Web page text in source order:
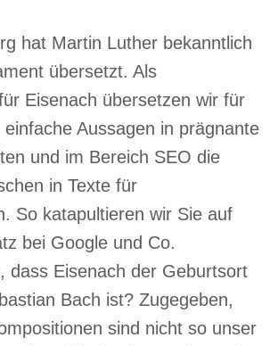
hat Martin Luther bekanntlich
übersetzt. Als
Eisenach übersetzen wir für
Aussagen in prägnante
und im Bereich SEO die
in Texte für
So katapultieren wir Sie auf
bei Google und Co.
dass Eisenach der Geburtsort
Bach ist? Zugegeben,
sind nicht so unser